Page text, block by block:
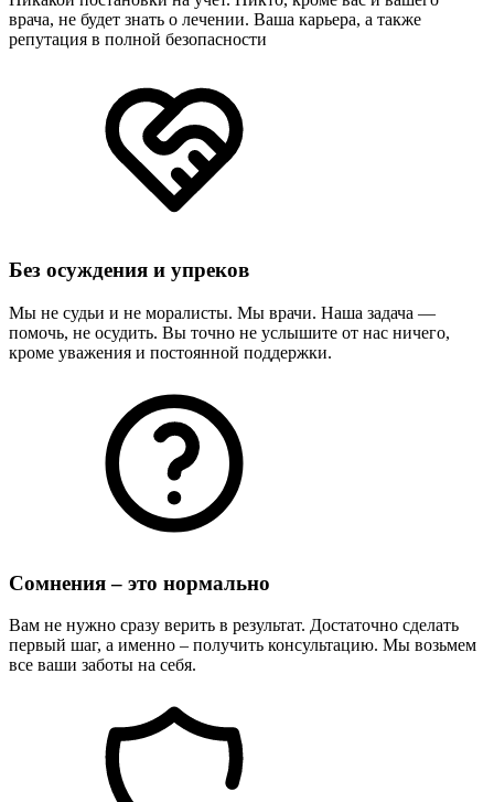
врача, не будет знать о лечении. Ваша карьера, а также
репутация в полной безопасности
Без осуждения и упреков
Мы не судьи и не моралисты. Мы врачи. Наша задача —
помочь, не осудить. Вы точно не услышите от нас ничего,
кроме уважения и постоянной поддержки.
Сомнения – это нормально
Вам не нужно сразу верить в результат. Достаточно сделать
первый шаг, а именно – получить консультацию. Мы возьмем
все ваши заботы на себя.